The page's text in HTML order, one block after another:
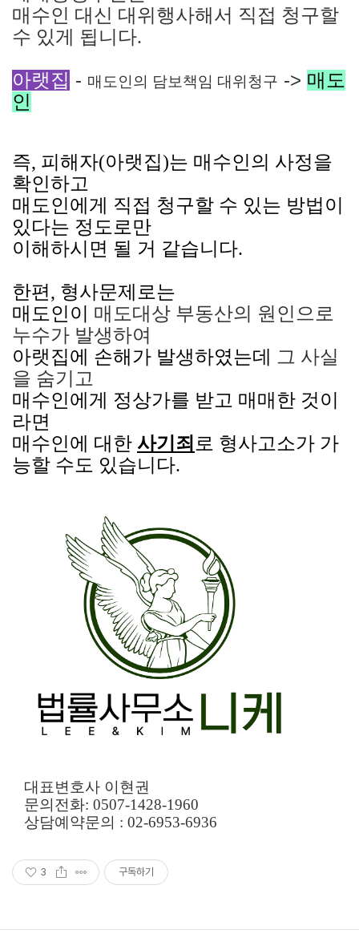
매수인 대신 대위행사해서 직접 청구할
수 있게 됩니다.
아랫집 - 매도인의 담보책임 대위청구 -> 매도
인
즉, 피해자(아랫집)는 매수인의 사정을
확인하고
매도인에게 직접 청구할 수 있는 방법이
있다는 정도로만
이해하시면 될 거 같습니다.
한편, 형사문제로는
매도인이 매도대상 부동산의 원인으로
누수가 발생하여
아랫집에 손해가 발생하였는데 그 사실
을 숨기고
매수인에게 정상가를 받고 매매한 것이
라면
매수인에 대한 사기죄 로 형사고소가 가
능할 수도 있습니다.
대표변호사 이현권
문의전화: 0507-1428-1960
상담예약문의 : 02-6953-6936
3 구독하기